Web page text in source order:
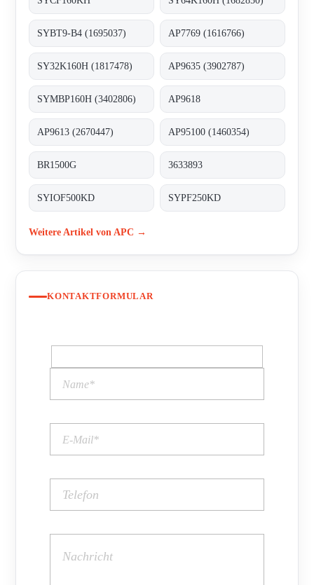
SYBT9-B4 (1695037) AP7769 (1616766)
SY32K160H (1817478) AP9635 (3902787)
SYMBP160H (3402806) AP9618
AP9613 (2670447) AP95100 (1460354)
BR1500G 3633893
SYIOF500KD SYPF250KD
Weitere Artikel von APC →
KONTAKTFORMULAR